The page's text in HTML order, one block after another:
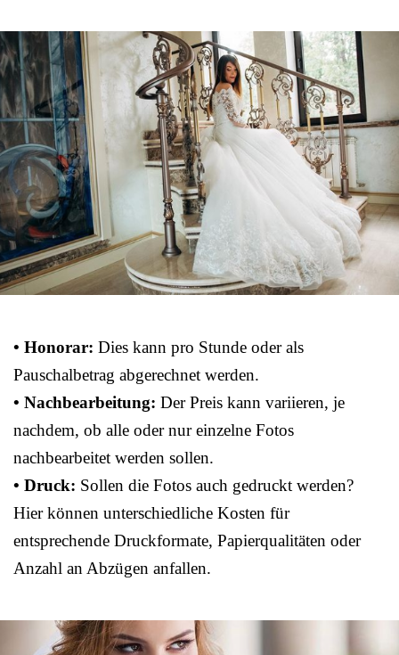
• Honorar: Dies kann pro Stunde oder als
Pauschalbetrag abgerechnet werden.
• Nachbearbeitung: Der Preis kann variieren, je
nachdem, ob alle oder nur einzelne Fotos
nachbearbeitet werden sollen.
• Druck: Sollen die Fotos auch gedruckt werden?
Hier können unterschiedliche Kosten für
entsprechende Druckformate, Papierqualitäten oder
Anzahl an Abzügen anfallen.